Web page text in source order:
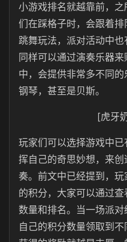
小游戏排名就越靠前，
们在踩格子时，会跟着
跳舞玩法，派对活动中
同样可以通过演奏乐器
中，会提供非常多不同的
钢琴，甚至是贝斯。
[虎牙
玩家们可以选择游戏中
挥自己的奇思妙想，来
奏。前文中已经提到，
的积分，大家可以通过
数量和排名。当一场派
自己的积分数量领取到